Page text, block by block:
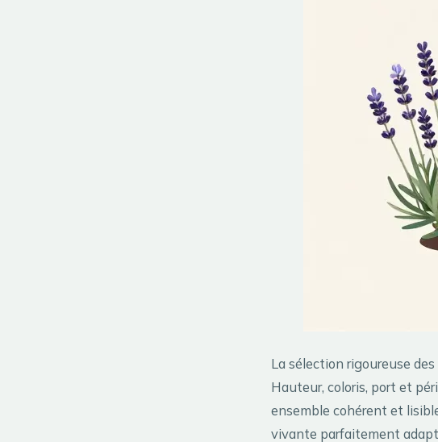
La sélection rigoureuse
Hauteur, coloris, port et
ensemble cohérent et
vivante parfaitement